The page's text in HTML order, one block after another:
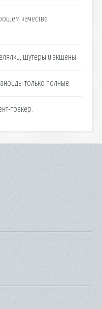
качестве
шутеры и экшены.
только полные.
трекер.